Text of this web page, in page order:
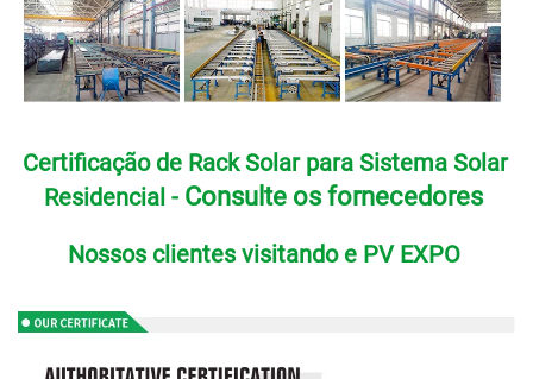
Certificação de Rack Solar para Sistema Solar
Residencial - Consulte os fornecedores
Nossos clientes visitando e PV EXPO